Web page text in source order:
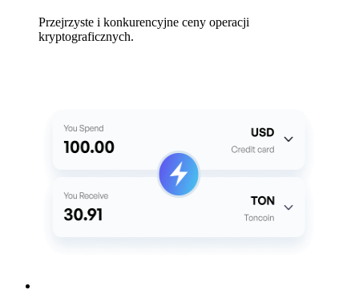
Przejrzyste i konkurencyjne ceny operacji
kryptograficznych.